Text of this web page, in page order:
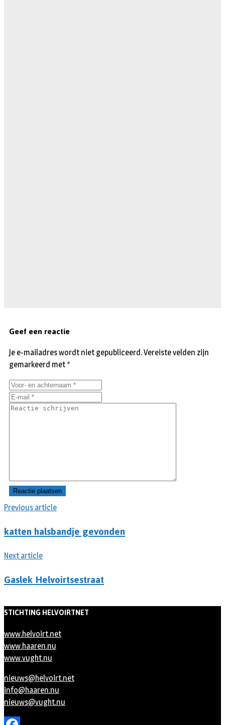
Previous article
katten halsbandje gevonden
Next article
Gaslek Helvoirtsestraat
Geef een reactie
Je e-mailadres wordt niet gepubliceerd.Vereiste velden zijn
gemarkeerd met *
STICHTING HELVOIRTNET
www.helvoirt.net
www.haaren.nu
www.vught.nu
nieuws@helvoirt.net
info@haaren.nu
nieuws@vught.nu